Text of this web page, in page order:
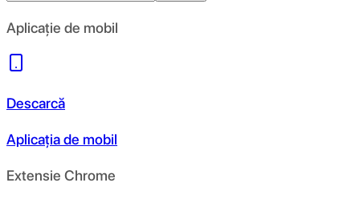
Aplicație de mobil
Descarcă
Aplicația de mobil
Extensie Chrome